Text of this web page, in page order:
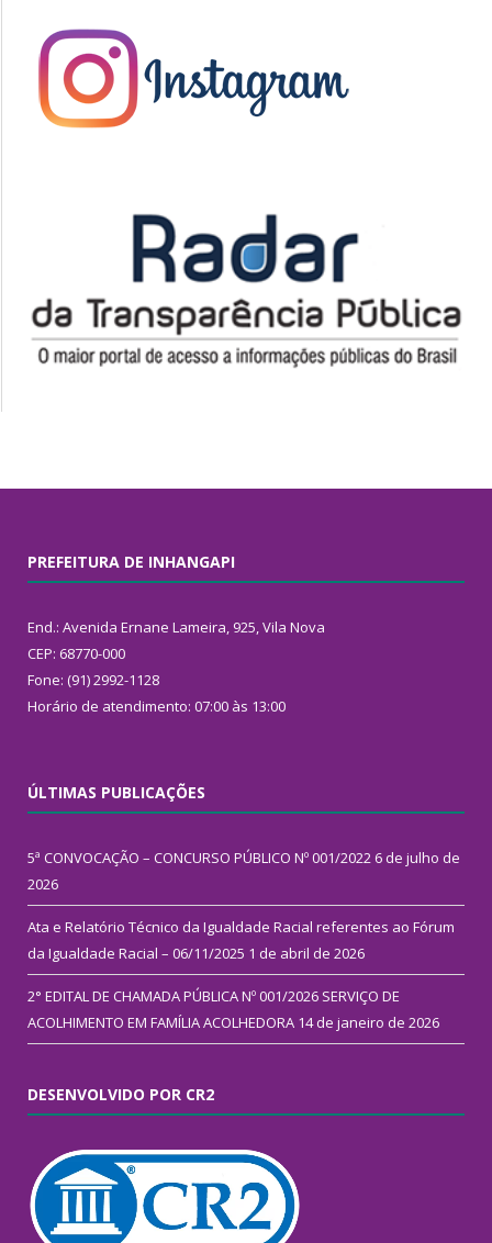
PREFEITURA DE INHANGAPI
End.: Avenida Ernane Lameira, 925, Vila Nova
CEP: 68770-000
Fone: (91) 2992-1128
Horário de atendimento: 07:00 às 13:00
ÚLTIMAS PUBLICAÇÕES
5ª CONVOCAÇÃO – CONCURSO PÚBLICO Nº 001/2022 6 de julho de
2026
Ata e Relatório Técnico da Igualdade Racial referentes ao Fórum
da Igualdade Racial – 06/11/2025 1 de abril de 2026
2° EDITAL DE CHAMADA PÚBLICA Nº 001/2026 SERVIÇO DE
ACOLHIMENTO EM FAMÍLIA ACOLHEDORA 14 de janeiro de 2026
DESENVOLVIDO POR CR2